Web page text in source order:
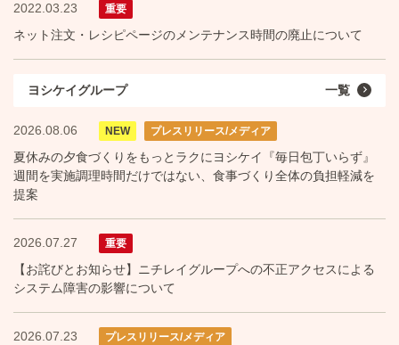
2022.03.23 重要
ネット注文・レシピページのメンテナンス時間の廃止について
ヨシケイグループ 一覧
2026.08.06 NEW プレスリリース/メディア
夏休みの夕食づくりをもっとラクにヨシケイ『毎日包丁いらず』
週間を実施調理時間だけではない、食事づくり全体の負担軽減を
提案
2026.07.27 重要
【お詫びとお知らせ】ニチレイグループへの不正アクセスによる
システム障害の影響について
2026.07.23 プレスリリース/メディア